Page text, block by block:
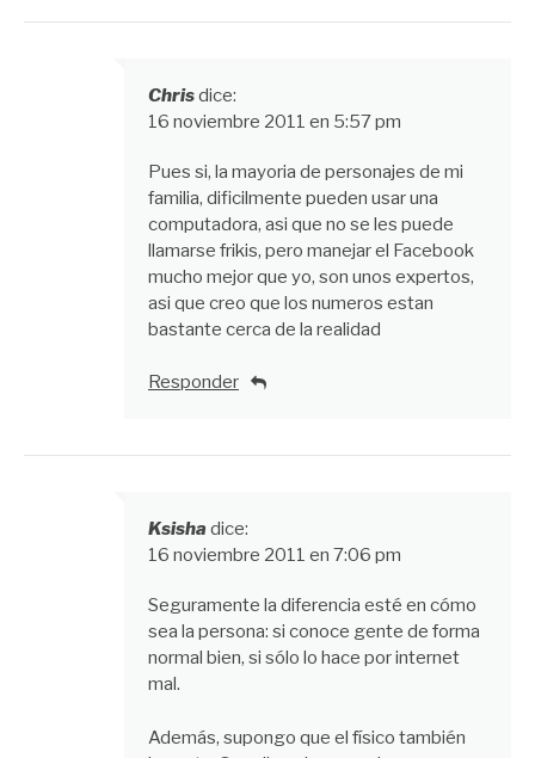
Chrisdice:
16 noviembre 2011 en 5:57 pm
Pues si, la mayoria de personajes de mi
familia, dificilmente pueden usar una
computadora, asi que no se les puede
llamarse frikis, pero manejar el Facebook
mucho mejor que yo, son unos expertos,
asi que creo que los numeros estan
bastante cerca de la realidad
Responder
Ksisha dice:
16 noviembre 2011 en 7:06 pm
Seguramente la diferencia esté en cómo
sea la persona: si conoce gente de forma
normal bien, si sólo lo hace por internet
mal.
Además, supongo que el físico también